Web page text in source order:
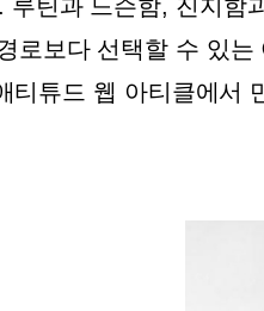
루틴과 느슨함, 진지함
로보다 선택할 수 있
티튜드 웹 아티클에서